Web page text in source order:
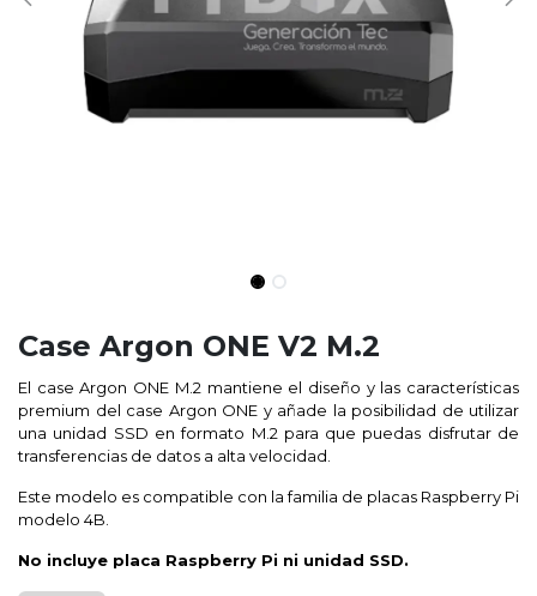
Case Argon ONE V2 M.2
El case Argon ONE M.2 mantiene el diseño y las características
premium del case Argon ONE y añade la posibilidad de utilizar
una unidad SSD en formato M.2 para que puedas disfrutar de
transferencias de datos a alta velocidad.
Este modelo es compatible con la familia de placas Raspberry Pi
modelo 4B.
No incluye placa Raspberry Pi ni unidad SSD.